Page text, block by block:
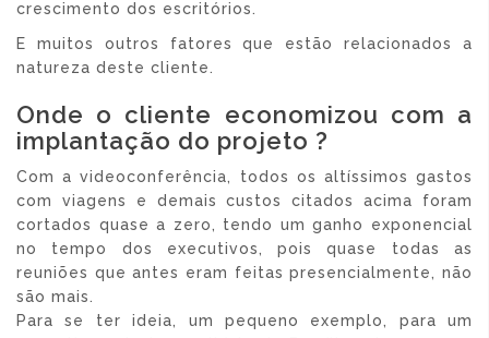
crescimento dos escritórios.
E muitos outros fatores que estão relacionados a
natureza deste cliente.
Onde o cliente economizou com a
implantação do projeto ?
Com a videoconferência, todos os altíssimos gastos
com viagens e demais custos citados acima foram
cortados quase a zero, tendo um ganho exponencial
no tempo dos executivos, pois quase todas as
reuniões que antes eram feitas presencialmente, não
são mais.
Para se ter ideia, um pequeno exemplo, para um